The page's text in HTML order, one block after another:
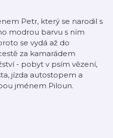
Petr, který se narodil s
modrou barvu s ním
se vydá až do
za kamarádem
- pobyt v psím vězení,
jízda autostopem a
jménem Piloun.